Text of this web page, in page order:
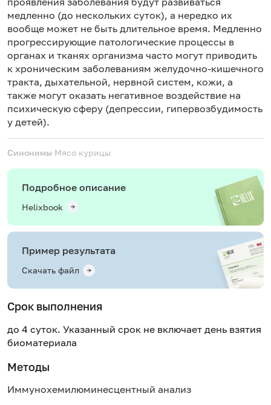
медленно (до нескольких суток), а нередко их
вообще может не быть длительное время. Медленно
прогрессирующие патологические процессы в
органах и тканях организма часто могут приводить
к хроническим заболеваниям желудочно-кишечного
тракта, дыхательной, нервной систем, кожи, а
также могут оказать негативное воздействие на
психическую сферу (депрессии, гипервозбудимость
у детей).
Синонимы Мясо курицы
Подробное описание
Helixbook
Пример результата
Скачать файл
Срок выполнения
до 4 суток. Указанный срок не включает день взятия
биоматериала
Методы
Иммунохемилюминесцентный анализ